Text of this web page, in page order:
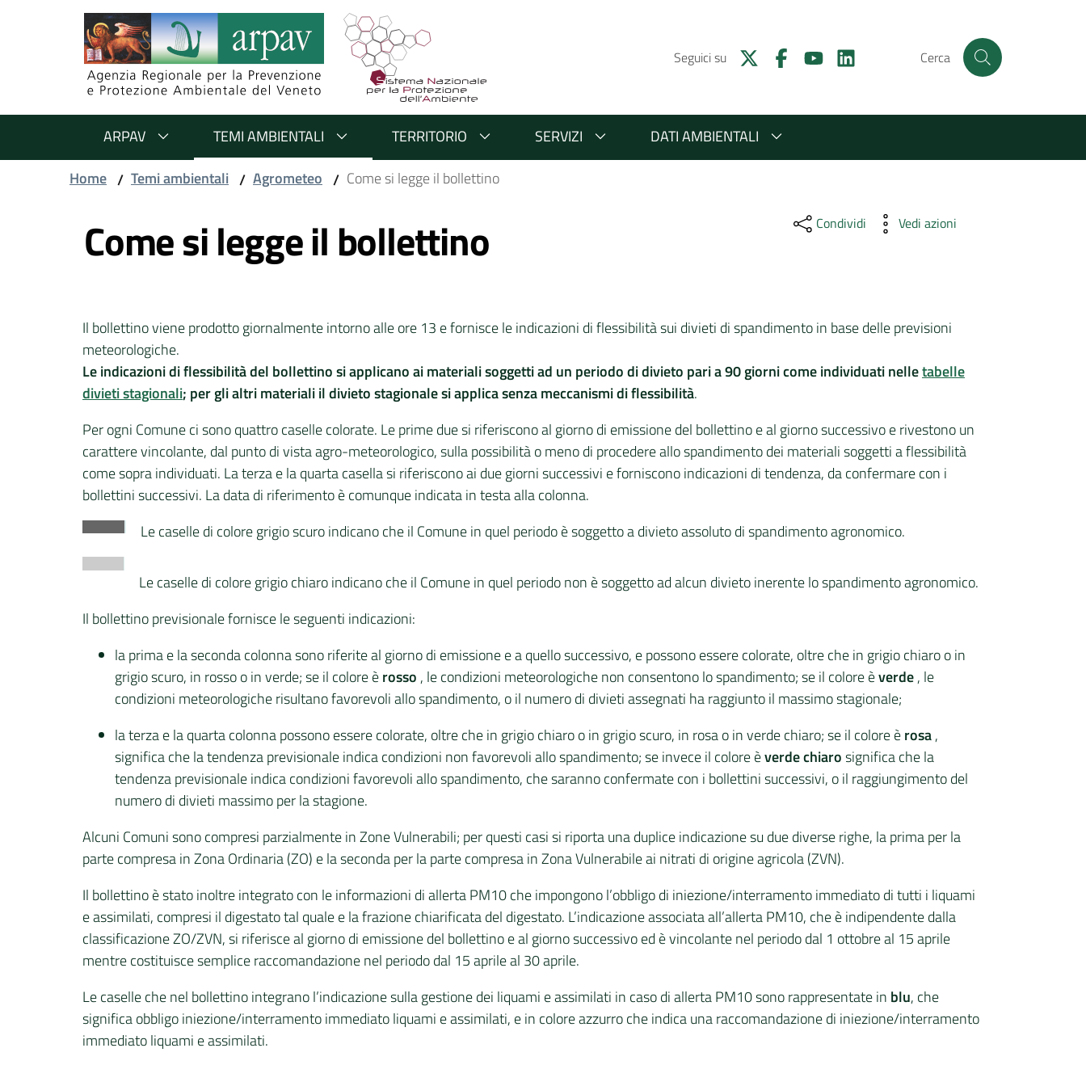
Salta al contenuto
Salta alla navigazione
Salta al footer
Seguici su Cerca
ARPAV TEMI AMBIENTALI TERRITORIO SERVIZI
DATI AMBIENTALI
Home / Temi ambientali / Agrometeo / Come si legge il bollettino
Come si legge il bollettino Condividi Vedi azioni
Il bollettino viene prodotto giornalmente intorno alle ore 13 e fornisce le indicazioni di flessibilità sui divieti di spandimento in base delle previsioni
meteorologiche.
Le indicazioni di flessibilità del bollettino si applicano ai materiali soggetti ad un periodo di divieto pari a 90 giorni come individuati nelletabelle
divieti stagionali; per gli altri materiali il divieto stagionale si applica senza meccanismi di flessibilità.
Per ogni Comune ci sono quattro caselle colorate. Le prime due si riferiscono al giorno di emissione del bollettino e al giorno successivo e rivestono un
carattere vincolante, dal punto di vista agro-meteorologico, sulla possibilità o meno di procedere allo spandimento dei materiali soggetti a flessibilità
come sopra individuati. La terza e la quarta casella si riferiscono ai due giorni successivi e forniscono indicazioni di tendenza, da confermare con i
bollettini successivi. La data di riferimento è comunque indicata in testa alla colonna.
Le caselle di colore grigio scuro indicano che il Comune in quel periodo è soggetto a divieto assoluto di spandimento agronomico.
Le caselle di colore grigio chiaro indicano che il Comune in quel periodo non è soggetto ad alcun divieto inerente lo spandimento agronomico.
Il bollettino previsionale fornisce le seguenti indicazioni:
la prima e la seconda colonna sono riferite al giorno di emissione e a quello successivo, e possono essere colorate, oltre che in grigio chiaro o in
grigio scuro, in rosso o in verde; se il colore èrosso , le condizioni meteorologiche non consentono lo spandimento; se il colore èverde, le
condizioni meteorologiche risultano favorevoli allo spandimento, o il numero di divieti assegnati ha raggiunto il massimo stagionale;
la terza e la quarta colonna possono essere colorate, oltre che in grigio chiaro o in grigio scuro, in rosa o in verde chiaro; se il colore èrosa,
significa che la tendenza previsionale indica condizioni non favorevoli allo spandimento; se invece il colore èverde chiarosignifica che la
tendenza previsionale indica condizioni favorevoli allo spandimento, che saranno confermate con i bollettini successivi, o il raggiungimento del
numero di divieti massimo per la stagione.
Alcuni Comuni sono compresi parzialmente in Zone Vulnerabili; per questi casi si riporta una duplice indicazione su due diverse righe, la prima per la
parte compresa in Zona Ordinaria (ZO) e la seconda per la parte compresa in Zona Vulnerabile ai nitrati di origine agricola (ZVN).
Il bollettino è stato inoltre integrato con le informazioni di allerta PM10 che impongono l’obbligo di iniezione/interramento immediato di tutti i liquami
e assimilati, compresi il digestato tal quale e la frazione chiarificata del digestato. L’indicazione associata all’allerta PM10, che è indipendente dalla
classificazione ZO/ZVN, si riferisce al giorno di emissione del bollettino e al giorno successivo ed è vincolante nel periodo dal 1 ottobre al 15 aprile
mentre costituisce semplice raccomandazione nel periodo dal 15 aprile al 30 aprile.
Le caselle che nel bollettino integrano l’indicazione sulla gestione dei liquami e assimilati in caso di allerta PM10 sono rappresentate in blu, che
significa obbligo iniezione/interramento immediato liquami e assimilati, e in colore azzurro che indica una raccomandazione di iniezione/interramento
immediato liquami e assimilati.